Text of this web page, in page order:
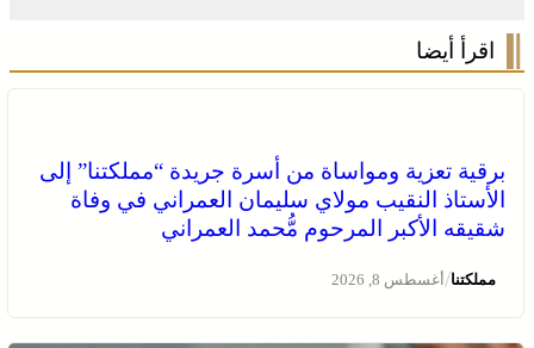
اقرأ أيضا
برقية تعزية ومواساة من أسرة جريدة “مملكتنا” إلى
الأستاذ النقيب مولاي سليمان العمراني في وفاة
شقيقه الأكبر المرحوم مُّحمد العمراني
مملكتنا/أغسطس 8, 2026